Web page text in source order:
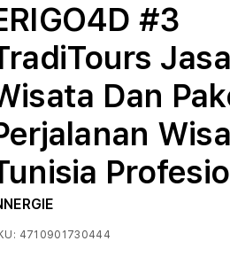
#3
Jasa
Dan
4710901730444